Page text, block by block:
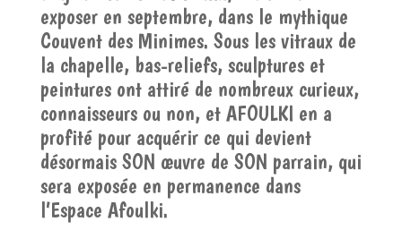
exposer en septembre, dans le mythique
Couvent des Minimes. Sous les vitraux de
la chapelle, bas-reliefs, sculptures et
peintures ont attiré de nombreux curieux,
connaisseurs ou non, et AFOULKI en a
profité pour acquérir ce qui devient
désormais SON œuvre de SON parrain, qui
sera exposée en permanence dans
l’Espace Afoulki.